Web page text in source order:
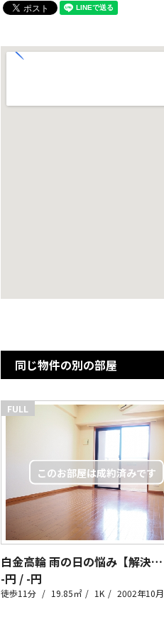
同じ物件の別の部屋
FULL
白金高輪 雨の日の悩み【解決】！
-円 / -円
徒歩11分 19.85㎡ 1K 2002年10月